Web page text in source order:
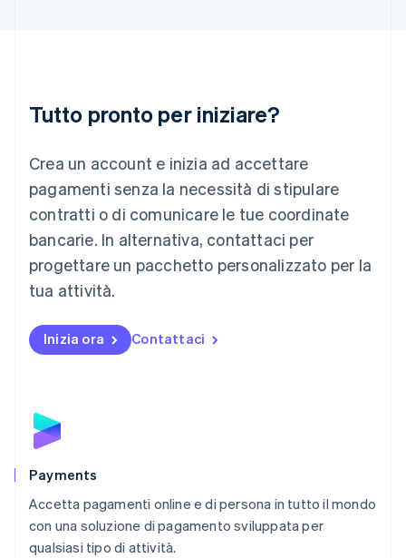
Tutto pronto per iniziare?
Crea un account e inizia ad accettare
pagamenti senza la necessità di stipulare
contratti o di comunicare le tue coordinate
bancarie. In alternativa, contattaci per
progettare un pacchetto personalizzato per la
tua attività.
Inizia ora Contattaci
Payments
Accetta pagamenti online e di persona in tutto il mondo
con una soluzione di pagamento sviluppata per
qualsiasi tipo di attività.
Lituania
Lussemburgo
Deutsch English
Malaysia
English 简体中文
Malta
Messico
EspañolEnglish
English
Nuova Zelanda
Polonia
English
Português
English简体中文
Regno Unito
English